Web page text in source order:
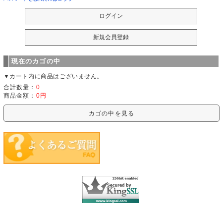
現在のカゴの中
▼カート内に商品はございません。
合計数量： 0
商品金額： 0円
カゴの中を見る